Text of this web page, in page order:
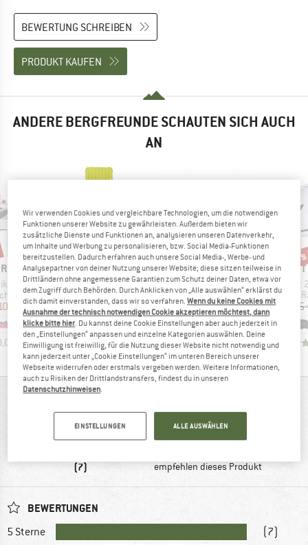
BEWERTUNG SCHREIBEN
PRODUKT KAUFEN
ANDERE BERGFREUNDE SCHAUTEN SICH AUCH
AN
SL GTX
Preis
€
1
MARKE
EXPED
Artikel
Ultra 3R
Produktgruppe
Isomatte
Preis
ab189,95 €
4,6(19)
MARKE
WESTERN
MOUNTAINEERING
Artikel
UltraLite
Produktgruppe
Daunenschlafsack
Preis
ab625,95 €
5,0(6)
MARKE
Artikel
Falconer
248,95
(7) empfehlen dieses Produkt
BEWERTUNGEN
5 Sterne
(7)
Wir verwenden Cookies und vergleichbare Technologien, um die notwendigen
Funktionen unserer Website zu gewährleisten. Außerdem bieten wir
zusätzliche Dienste und Funktionen an, analysieren unseren Datenverkehr,
um Inhalte und Werbung zu personalisieren, bzw. Social Media-Funktionen
bereitzustellen. Dadurch erfahren auch unsere Social Media-, Werbe- und
Analysepartner von deiner Nutzung unserer Website; diese sitzen teilweise in
Drittländern ohne angemessene Garantien zum Schutz deiner Daten, etwa vor
dem Zugriff durch Behörden. Durch Anklicken von „Alle auswählen“ erklärst du
dich damit einverstanden, dass wir so verfahren.Wenn du keine Cookies mit
Ausnahme der technisch notwendigen Cookie akzeptieren möchtest, dann
klicke bitte hier. Du kannst deine Cookie Einstellungen aber auch jederzeit in
den „Einstellungen“ anpassen und einzelne Kategorien auswählen. Deine
Einwilligung ist freiwillig, für die Nutzung dieser Website nicht notwendig und
kann jederzeit unter „Cookie Einstellungen“ im unteren Bereich unserer
Webseite widerrufen oder erstmals vergeben werden. Weitere Informationen,
auch zu Risiken der Drittlandstransfers, findest du in unseren
Datenschutzhinweisen.
EINSTELLUNGEN ALLE AUSWÄHLEN